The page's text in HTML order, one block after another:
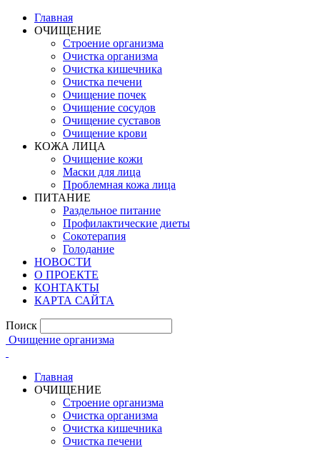
Главная
ОЧИЩЕНИЕ
Строение организма
Очистка организма
Очистка кишечника
Очистка печени
Очищение почек
Очищение сосудов
Очищение суставов
Очищение крови
КОЖА ЛИЦА
Очищение кожи
Маски для лица
Проблемная кожа лица
ПИТАНИЕ
Раздельное питание
Профилактические диеты
Сокотерапия
Голодание
НОВОСТИ
О ПРОЕКТЕ
КОНТАКТЫ
КАРТА САЙТА
Поиск
Очищение организма
Главная
ОЧИЩЕНИЕ
Строение организма
Очистка организма
Очистка кишечника
Очистка печени